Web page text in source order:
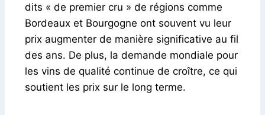
dits « de premier cru » de régions comme
Bordeaux et Bourgogne ont souvent vu leur
prix augmenter de manière significative au fil
des ans. De plus, la demande mondiale pour
les vins de qualité continue de croître, ce qui
soutient les prix sur le long terme.